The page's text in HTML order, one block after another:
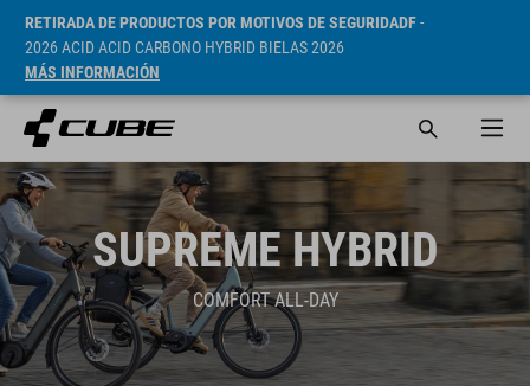
RETIRADA DE PRODUCTOS POR MOTIVOS DE SEGURIDADF-
2026 ACID ACID CARBONO HYBRID BIELAS 2026
MÁS INFORMACIÓN
SUPREME HYBRID
COMFORT ALL-DAY